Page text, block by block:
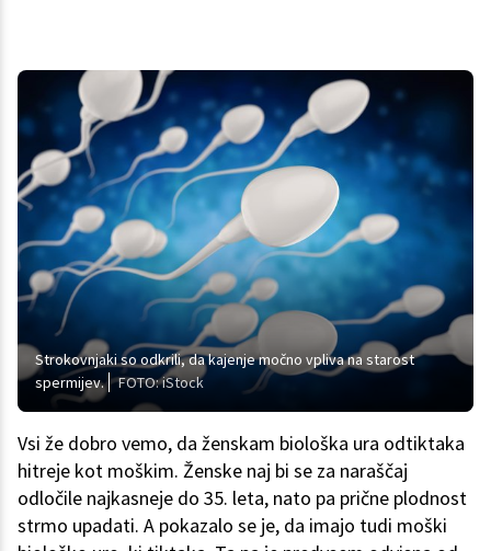
Strokovnjaki so odkrili, da kajenje močno vpliva na starost
spermijev.
FOTO: iStock
Vsi že dobro vemo, da ženskam biološka ura odtiktaka
hitreje kot moškim. Ženske naj bi se za naraščaj
odločile najkasneje do 35. leta, nato pa prične plodnost
strmo upadati. A pokazalo se je, da imajo tudi moški